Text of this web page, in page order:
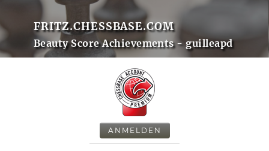
FRITZ.CHESSBASE.COM
Beauty Score Achievements - guilleapd
ANMELDEN